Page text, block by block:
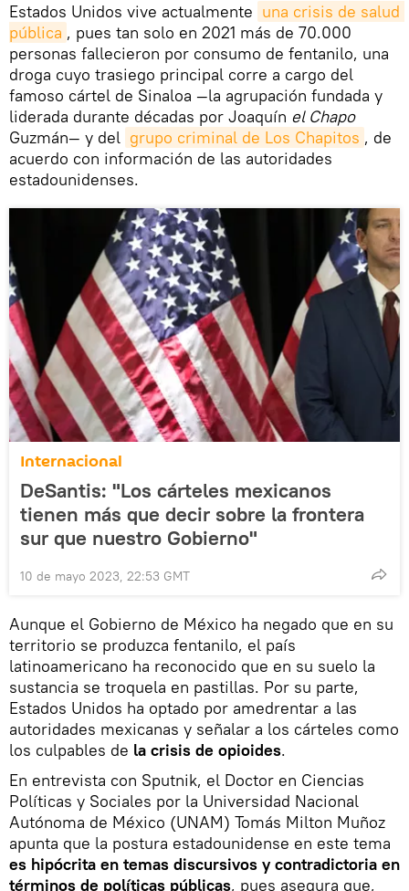
Estados Unidos vive actualmente una crisis de salud
pública , pues tan solo en 2021 más de 70.000
personas fallecieron por consumo de fentanilo, una
droga cuyo trasiego principal corre a cargo del
famoso cártel de Sinaloa —la agrupación fundada y
liderada durante décadas por Joaquín el Chapo
Guzmán— y del grupo criminal de Los Chapitos , de
acuerdo con información de las autoridades
estadounidenses.
Internacional
DeSantis: "Los cárteles mexicanos
tienen más que decir sobre la frontera
sur que nuestro Gobierno"
10 de mayo 2023, 22:53 GMT
Aunque el Gobierno de México ha negado que en su
territorio se produzca fentanilo, el país
latinoamericano ha reconocido que en su suelo la
sustancia se troquela en pastillas. Por su parte,
Estados Unidos ha optado por amedrentar a las
autoridades mexicanas y señalar a los cárteles como
los culpables de la crisis de opioides.
En entrevista con Sputnik, el Doctor en Ciencias
Políticas y Sociales por la Universidad Nacional
Autónoma de México (UNAM) Tomás Milton Muñoz
apunta que la postura estadounidense en este tema
es hipócrita en temas discursivos y contradictoria en
términos de políticas públicas, pues asegura que,